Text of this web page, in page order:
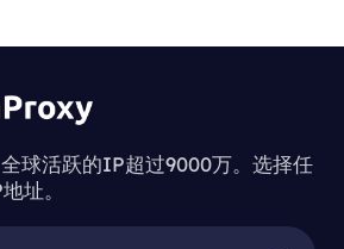
球活跃的IP超过9000万。选择任
址。